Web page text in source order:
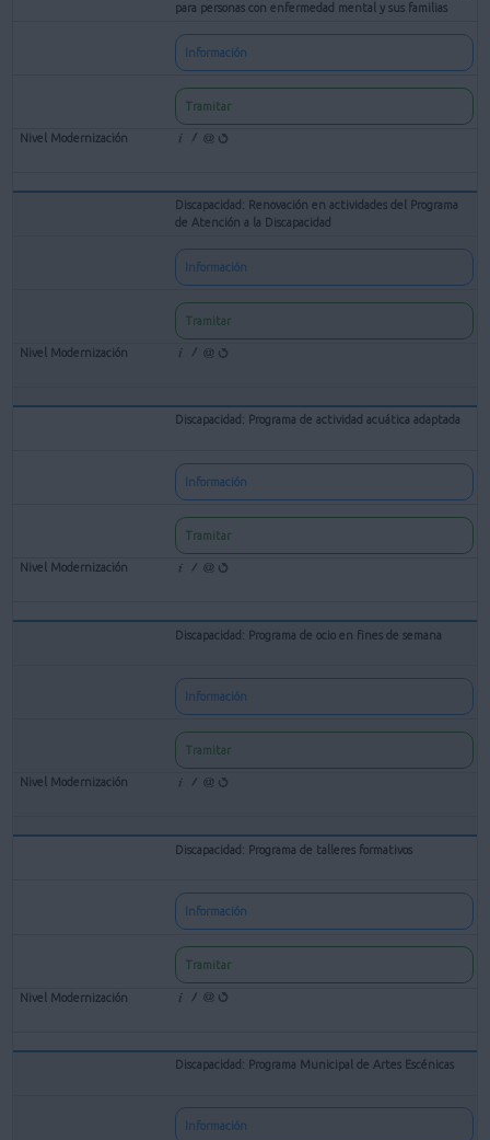
para personas con enfermedad mental y sus familias
Información
Tramitar
Discapacidad: Renovación en actividades del Programa
de Atención a la Discapacidad
Información
Tramitar
Discapacidad: Programa de actividad acuática adaptada
Información
Tramitar
Discapacidad: Programa de ocio en fines de semana
Información
Tramitar
Discapacidad: Programa de talleres formativos
Información
Tramitar
Discapacidad: Programa Municipal de Artes Escénicas
Información